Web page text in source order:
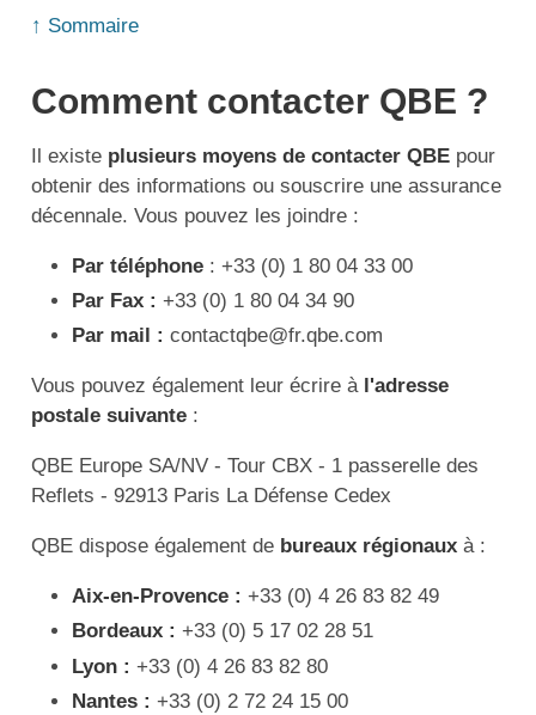
↑ Sommaire
Comment contacter QBE ?
Il existe plusieurs moyens de contacter QBEpour
obtenir des informations ou souscrire une assurance
décennale. Vous pouvez les joindre :
Par téléphone : +33 (0) 1 80 04 33 00
Par Fax : +33 (0) 1 80 04 34 90
Par mail : contactqbe@fr.qbe.com
Vous pouvez également leur écrire à l'adresse
postale suivante:
QBE Europe SA/NV - Tour CBX - 1 passerelle des
Reflets - 92913 Paris La Défense Cedex
QBE dispose également de bureaux régionauxà :
Aix-en-Provence : +33 (0) 4 26 83 82 49
Bordeaux : +33 (0) 5 17 02 28 51
Lyon : +33 (0) 4 26 83 82 80
Nantes : +33 (0) 2 72 24 15 00